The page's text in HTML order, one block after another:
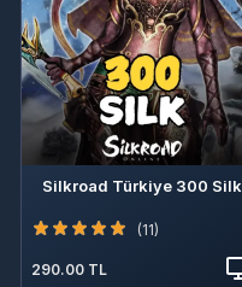
Silkroad Türkiye 300 Silk
(11)
290.00 TL